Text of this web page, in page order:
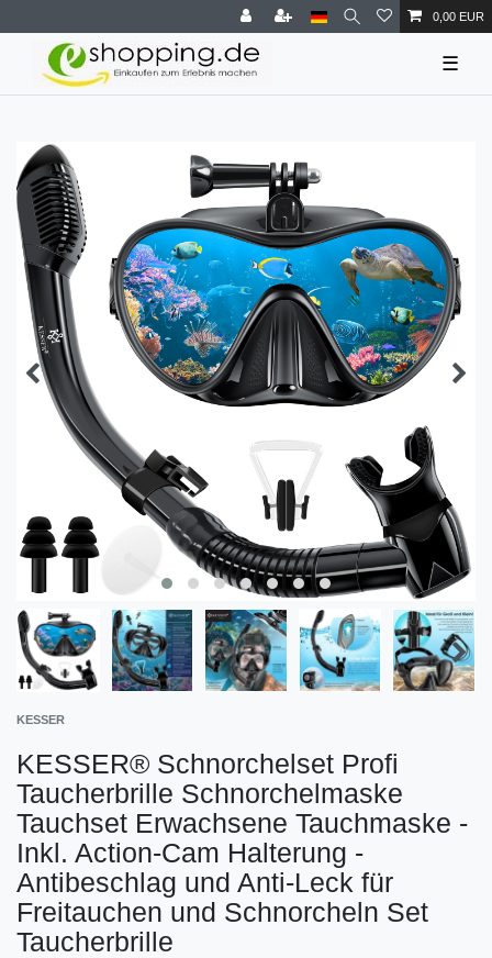
0,00 EUR
☰
KESSER
KESSER® Schnorchelset Profi
Taucherbrille Schnorchelmaske
Tauchset Erwachsene Tauchmaske -
Inkl. Action-Cam Halterung -
Antibeschlag und Anti-Leck für
Freitauchen und Schnorcheln Set
Taucherbrille